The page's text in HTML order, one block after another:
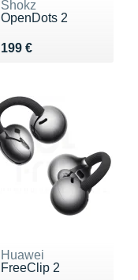
Shokz
OpenDots 2
199 €
Vendu 199 €
Huawei
FreeClip 2